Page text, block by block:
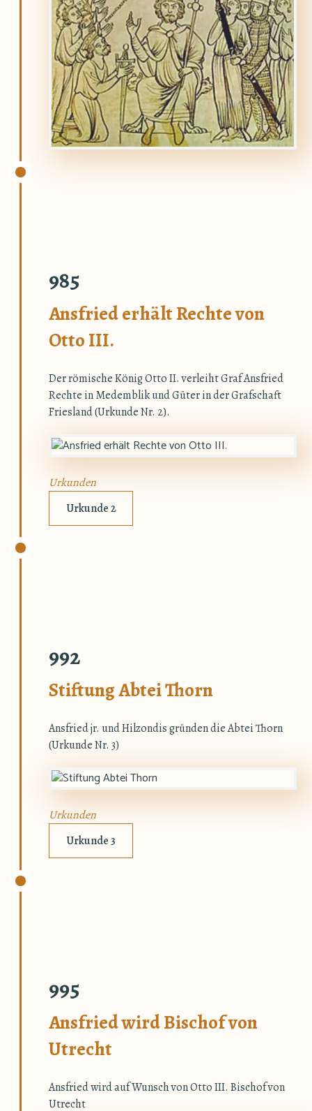
985
Ansfried erhält Rechte von
Otto III.
Der römische König Otto II. verleiht Graf Ansfried
Rechte in Medemblik und Güter in der Grafschaft
Friesland (Urkunde Nr. 2).
Urkunden
Urkunde 2
992
Stiftung Abtei Thorn
Ansfried jr. und Hilzondis gründen die Abtei Thorn
(Urkunde Nr. 3)
Urkunden
Urkunde 3
995
Ansfried wird Bischof von
Utrecht
Ansfried wird auf Wunsch von Otto III. Bischof von
Utrecht